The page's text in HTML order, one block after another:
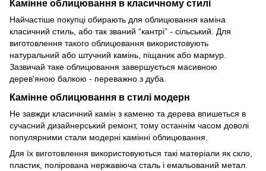
Камінне облицювання в класичному стилі
Найчастіше покупці обирають для облицювання каміна
класичний стиль, або так званий “кантрі” - сільський. Для
виготовлення такого облицювання використовують
натуральний або штучний камінь, піщаник або мармур.
Зазвичай таке облицювання завершується масивною
дерев'яною балкою - переважно з дуба.
Камінне облицювання в стилі модерн
Не завжди класичний камін з каменю та дерева впишеться в
сучасний дизайнерський ремонт, тому останнім часом доволі
популярними стали модерні камінні облицювання.
Для їх виготовлення використовуються такі матеріали як скло,
пластик, полірована нержавіюча сталь і емальований метал.